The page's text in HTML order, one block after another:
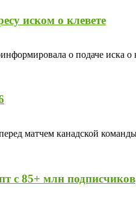
иском о клевете
о подаче
матчем канадской
с 85+ млн подписчиков